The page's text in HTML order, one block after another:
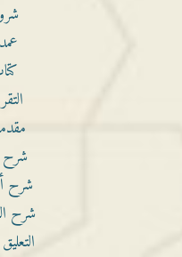
شرح
شرح